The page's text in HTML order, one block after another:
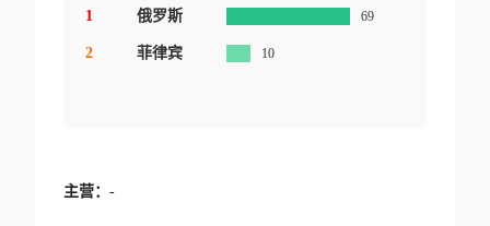
1 俄罗斯 69
2 菲律宾 10
主营： -